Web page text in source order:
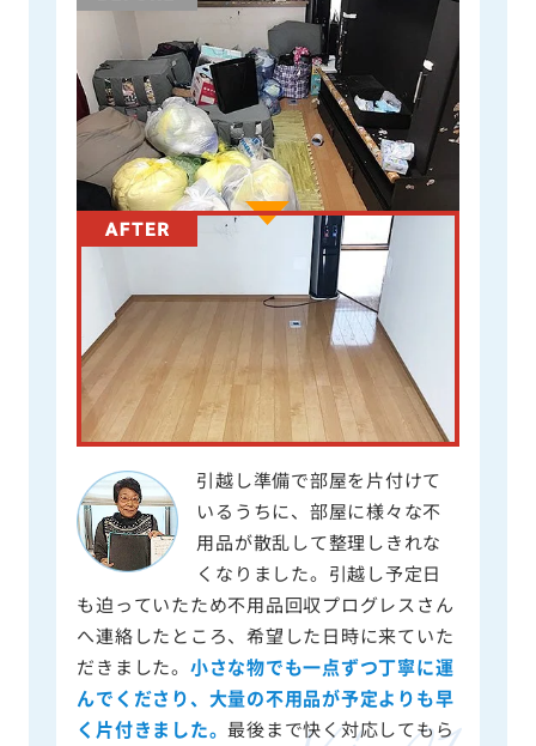
引越し準備で部屋を片付けて
いるうちに、部屋に様々な不
用品が散乱して整理しきれな
くなりました。引越し予定日
も迫っていたため不用品回収プログレスさん
へ連絡したところ、希望した日時に来ていた
だきました。 小さな物でも一点ずつ丁寧に運
んでくださり、大量の不用品が予定よりも早
く片付きました。最後まで快く対応してもら